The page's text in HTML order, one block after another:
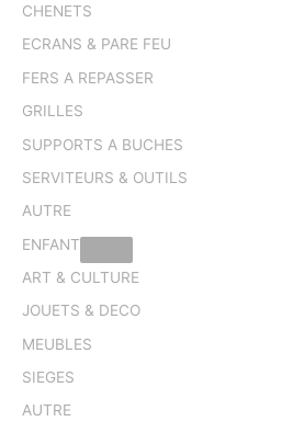
CHENETS
ECRANS & PARE FEU
FERS A REPASSER
GRILLES
SUPPORTS A BUCHES
SERVITEURS & OUTILS
AUTRE
ENFANT
ART & CULTURE
JOUETS & DECO
MEUBLES
SIEGES
AUTRE